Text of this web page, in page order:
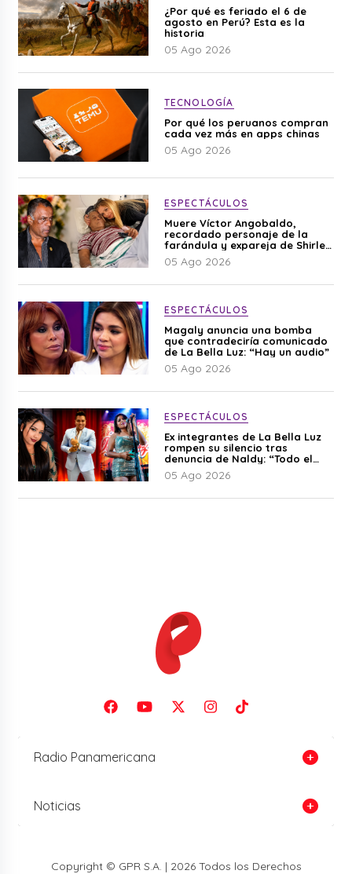
¿Por qué es feriado el 6 de
agosto en Perú? Esta es la
historia
05 Ago 2026
TECNOLOGÍA
Por qué los peruanos compran
cada vez más en apps chinas
05 Ago 2026
ESPECTÁCULOS
Muere Víctor Angobaldo,
recordado personaje de la
farándula y expareja de Shirley
Cherres
05 Ago 2026
ESPECTÁCULOS
Magaly anuncia una bomba
que contradeciría comunicado
de La Bella Luz: “Hay un audio”
05 Ago 2026
ESPECTÁCULOS
Ex integrantes de La Bella Luz
rompen su silencio tras
denuncia de Naldy: “Todo el
mundo lo sabía”
05 Ago 2026
Radio Panamericana
Noticias
Copyright © GPR S.A. | 2026 Todos los Derechos